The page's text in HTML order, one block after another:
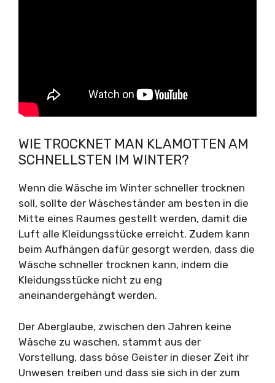
WIE TROCKNET MAN KLAMOTTEN AM
SCHNELLSTEN IM WINTER?
Wenn die Wäsche im Winter schneller trocknen
soll, sollte der Wäscheständer am besten in die
Mitte eines Raumes gestellt werden, damit die
Luft alle Kleidungsstücke erreicht. Zudem kann
beim Aufhängen dafür gesorgt werden, dass die
Wäsche schneller trocknen kann, indem die
Kleidungsstücke nicht zu eng
aneinandergehängt werden.
Der Aberglaube, zwischen den Jahren keine
Wäsche zu waschen, stammt aus der
Vorstellung, dass böse Geister in dieser Zeit ihr
Unwesen treiben und dass sie sich in der zum